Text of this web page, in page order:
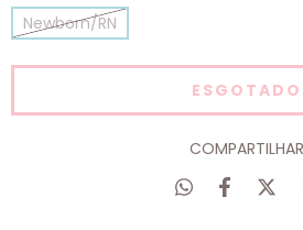
Newborn/RN
COMPARTILHAR